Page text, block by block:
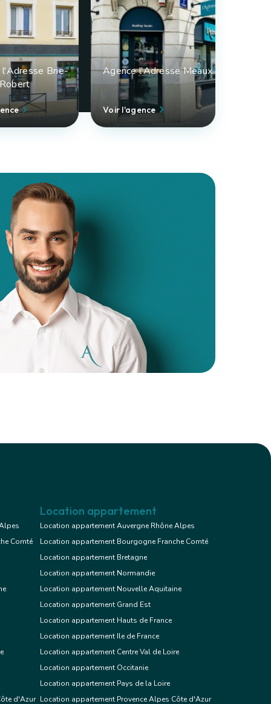
l'Adresse Brie-
Agence l'Adresse Meaux
Voir l'agence
Comté
d'Azur
Location appartement
Location appartement Auvergne Rhône Alpes
Location appartement Bourgogne Franche Comté
Location appartement Bretagne
Location appartement Normandie
Location appartement Nouvelle Aquitaine
Location appartement Grand Est
Location appartement Hauts de France
Location appartement Ile de France
Location appartement Centre Val de Loire
Location appartement Occitanie
Location appartement Pays de la Loire
Location appartement Provence Alpes Côte d'Azur